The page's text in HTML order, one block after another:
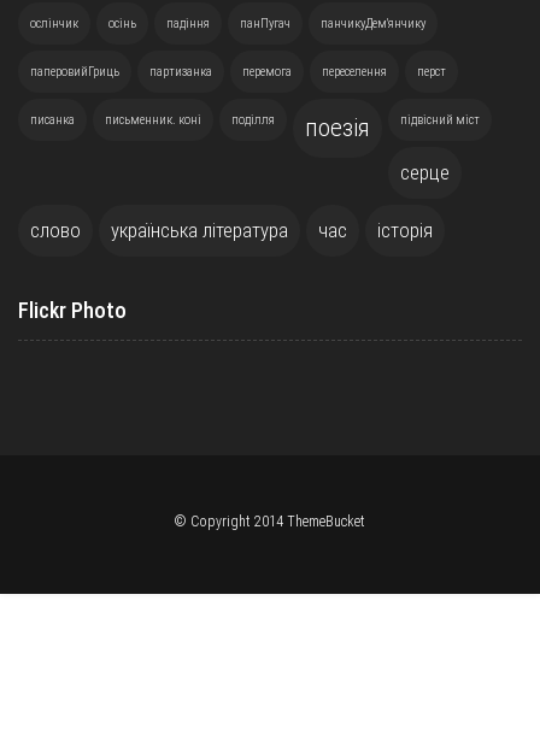
ослінчик осінь падіння панПугач панчикуДем'янчику
паперовийГриць партизанка перемога переселення перст
писанка письменник. коні поділля поезія підвісний міст
серце
слово українська література час історія
Flickr Photo
© Copyright 2014 ThemeBucket